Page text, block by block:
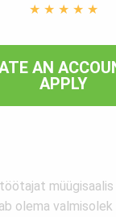
★ ★ ★ ★ ★
AN
APPLY
müügisaalis
olema